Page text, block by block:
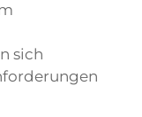
sich